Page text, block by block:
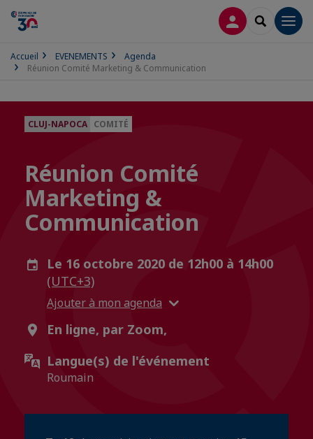
CONNEXION
Accueil EVENEMENTS
Agenda
Réunion Comité Marketing & Communication
CLUJ-NAPOCA COMITÉ
Réunion Comité
Marketing &
Communication
Le 16 octobre 2020 de 12h00 à 14h00
(UTC+3)
Ajouter à mon agenda
En ligne, par Zoom,
Langue(s) de l'événement
Roumain